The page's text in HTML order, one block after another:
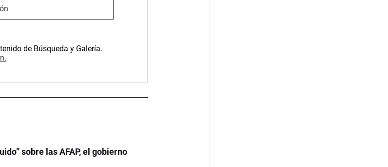
de Búsqueda y Galería.
sobre las AFAP, el gobierno